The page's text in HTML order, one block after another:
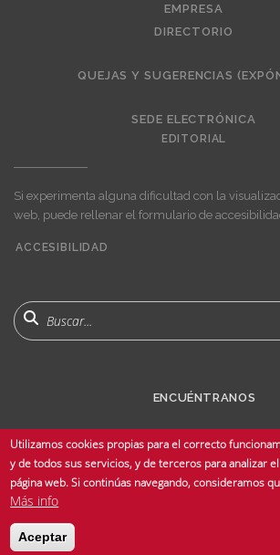
EMPRESA
DIRECTORIO
QUEJAS Y SUGERENCIAS
SEDE ELECTRÓNICA
EDITORIAL
Si experimenta alguna dificultad con la
web, puede rellenar el formulario de
menu
ACCESIBILIDAD
Buscar
ENCUÉNTRANOS
© Copyright 2025 Universidad de Sevilla - Todos los
Utilizamos cookies propias para el correcto
y de todos sus servicios, y de terceros para analizar
página web. Si continúas navegando, consideramos
Más info
Aceptar